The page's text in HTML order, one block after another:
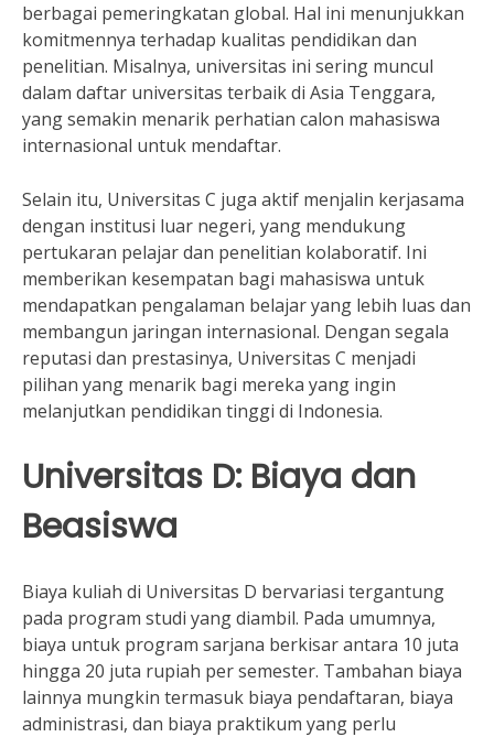
berbagai pemeringkatan global. Hal ini menunjukkan
komitmennya terhadap kualitas pendidikan dan
penelitian. Misalnya, universitas ini sering muncul
dalam daftar universitas terbaik di Asia Tenggara,
yang semakin menarik perhatian calon mahasiswa
internasional untuk mendaftar.
Selain itu, Universitas C juga aktif menjalin kerjasama
dengan institusi luar negeri, yang mendukung
pertukaran pelajar dan penelitian kolaboratif. Ini
memberikan kesempatan bagi mahasiswa untuk
mendapatkan pengalaman belajar yang lebih luas dan
membangun jaringan internasional. Dengan segala
reputasi dan prestasinya, Universitas C menjadi
pilihan yang menarik bagi mereka yang ingin
melanjutkan pendidikan tinggi di Indonesia.
Universitas D: Biaya dan
Beasiswa
Biaya kuliah di Universitas D bervariasi tergantung
pada program studi yang diambil. Pada umumnya,
biaya untuk program sarjana berkisar antara 10 juta
hingga 20 juta rupiah per semester. Tambahan biaya
lainnya mungkin termasuk biaya pendaftaran, biaya
administrasi, dan biaya praktikum yang perlu